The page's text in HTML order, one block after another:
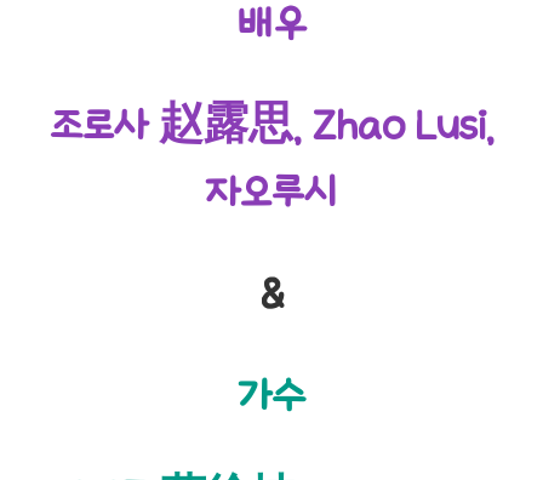
배우
조로사 赵露思, Zhao Lusi,
자오루시
&
가수